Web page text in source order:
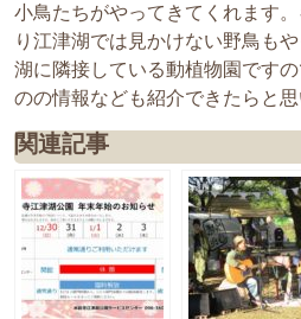
小鳥たちがやってきてくれます
り江津湖では見かけない野鳥も
湖に隣接している動植物園です
のの情報なども紹介できたらと思
関連記事